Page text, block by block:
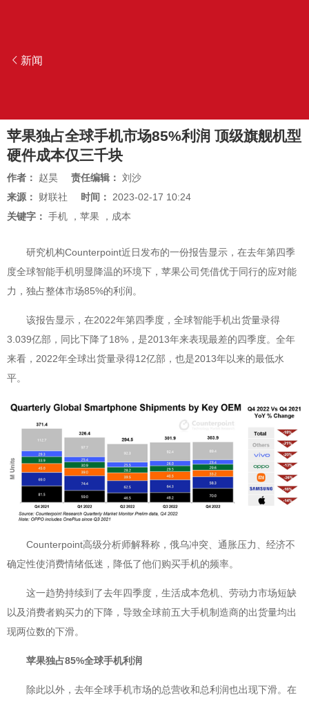
新闻
苹果独占全球手机市场85%利润 顶级旗舰机型
硬件成本仅三千块
作者： 赵昊 责任编辑： 刘沙
来源： 财联社 时间： 2023-02-17 10:24
关键字： 手机 ， 苹果 ， 成本
研究机构Counterpoint近日发布的一份报告显示，在去年第四季
度全球智能手机明显降温的环境下，苹果公司凭借优于同行的应对能
力，独占整体市场85%的利润。
该报告显示，在2022年第四季度，全球智能手机出货量录得
3.039亿部，同比下降了18%，是2013年来表现最差的四季度。全年
来看，2022年全球出货量录得12亿部，也是2013年以来的最低水
平。
Counterpoint高级分析师解释称，俄乌冲突、通胀压力、经济不
确定性使消费情绪低迷，降低了他们购买手机的频率。
这一趋势持续到了去年四季度，生活成本危机、劳动力市场短缺
以及消费者购买力的下降，导致全球前五大手机制造商的出货量均出
现两位数的下滑。
苹果独占85%全球手机利润
除此以外，去年全球手机市场的总营收和总利润也出现下滑。在